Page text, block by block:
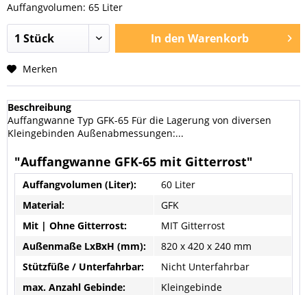
Auffangvolumen: 65 Liter
In den Warenkorb
Merken
Beschreibung
Auffangwanne Typ GFK-65 Für die Lagerung von diversen
Kleingebinden Außenabmessungen:...
"Auffangwanne GFK-65 mit Gitterrost"
Auffangvolumen (Liter):
60 Liter
Material:
GFK
Mit | Ohne Gitterrost:
MIT Gitterrost
Außenmaße LxBxH (mm):
820 x 420 x 240 mm
Stützfüße / Unterfahrbar:
Nicht Unterfahrbar
max. Anzahl Gebinde:
Kleingebinde